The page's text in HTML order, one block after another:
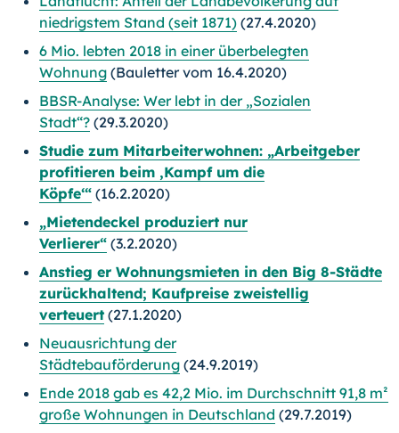
niedrigstem Stand (seit 1871) (27.4.2020)
6 Mio. lebten 2018 in einer überbelegten
Wohnung (Bauletter vom 16.4.2020)
BBSR-Analyse: Wer lebt in der „Sozialen
Stadt“? (29.3.2020)
Studie zum Mitarbeiterwohnen: „Arbeitgeber
profitieren beim ,Kampf um die
Köpfe‘“ (16.2.2020)
„Mietendeckel produziert nur
Verlierer“ (3.2.2020)
Anstieg er Wohnungsmieten in den Big 8-Städte
zurückhaltend; Kaufpreise zweistellig
verteuert (27.1.2020)
Neuausrichtung der
Städtebauförderung (24.9.2019)
Ende 2018 gab es 42,2 Mio. im Durchschnitt 91,8 m²
große Wohnungen in Deutschland (29.7.2019)